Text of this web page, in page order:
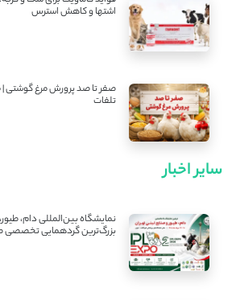
اشتها و کاهش استرس
صفر تا صد پرورش مرغ گوشتی
تلفات
سایر اخبار
بزرگ‌ترین گردهمایی تخصصی